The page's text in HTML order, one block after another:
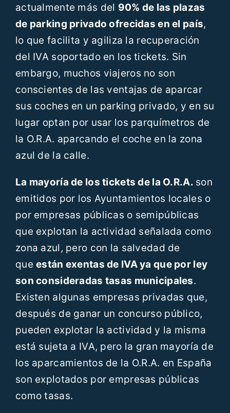
actualmente más del 90% de las plazas
de parking privado ofrecidas en el país,
lo que facilita y agiliza la recuperación
del IVA soportado en los tickets. Sin
embargo, muchos viajeros no son
conscientes de las ventajas de aparcar
sus coches en un parking privado, y en su
lugar optan por usar los parquímetros de
la O.R.A. aparcando el coche en la zona
azul de la calle.
La mayoría de los tickets de la O.R.A. son
emitidos por los Ayuntamientos locales o
por empresas públicas o semipúblicas
que explotan la actividad señalada como
zona azul, pero con la salvedad de
queestán exentas de IVA ya que por ley
son consideradas tasas municipales.
Existen algunas empresas privadas que,
después de ganar un concurso público,
pueden explotar la actividad y la misma
está sujeta a IVA, pero la gran mayoría de
los aparcamientos de la O.R.A. en España
son explotados por empresas públicas
como tasas.